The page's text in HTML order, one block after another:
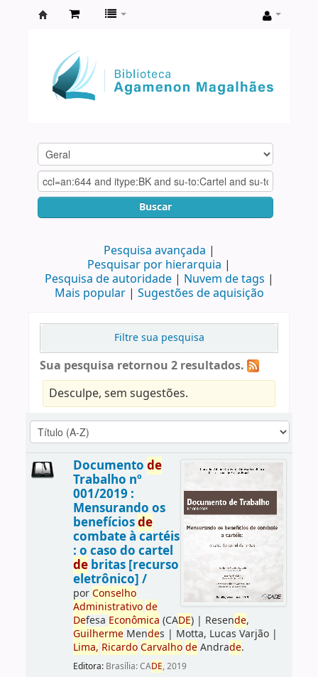
Agamenon
Magalhães
Buscar
Pesquisa avançada
Pesquisar por hierarquia
Pesquisa de autoridade
Nuvem de tags
Mais popular
Sugestões de aquisição
Filtre sua pesquisa
Sua pesquisa retornou 2 resultados.
Desculpe, sem sugestões.
Documento de
Trabalho nº
001/2019 :
Mensurando os
benefíciosde
combate à cartéis
: o caso do cartel
debritas [recurso
eletrônico] /
porConselho
Administrativo de
Defesa Econômica (CADE)| Resende,
GuilhermeMendes | Motta, Lucas Varjão|
Lima, Ricardo Carvalho deAndrade.
Editora: Brasília: CADE, 2019